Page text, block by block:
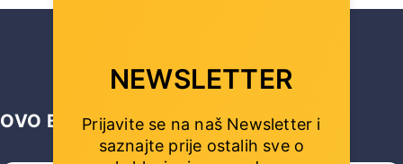
OVO BI VAS MOGLO ZANIMATI …
NEWSLETTER
Prijavite se na naš Newsletter i
saznajte prije ostalih sve o